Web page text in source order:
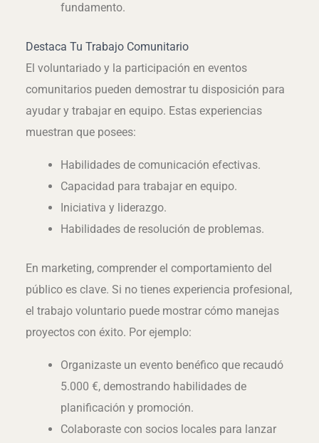
fundamento.
Destaca Tu Trabajo Comunitario
El voluntariado y la participación en eventos
comunitarios pueden demostrar tu disposición para
ayudar y trabajar en equipo. Estas experiencias
muestran que posees:
Habilidades de comunicación efectivas.
Capacidad para trabajar en equipo.
Iniciativa y liderazgo.
Habilidades de resolución de problemas.
En marketing, comprender el comportamiento del
público es clave. Si no tienes experiencia profesional,
el trabajo voluntario puede mostrar cómo manejas
proyectos con éxito. Por ejemplo:
Organizaste un evento benéfico que recaudó
5.000 €, demostrando habilidades de
planificación y promoción.
Colaboraste con socios locales para lanzar